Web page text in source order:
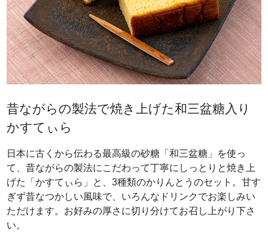
昔ながらの製法で焼き上げた和三盆糖入り
かすてぃら
日本に古くから伝わる最高級の砂糖「和三盆糖」を使っ
て、昔ながらの製法にこだわって丁寧にしっとりと焼き上
げた「かすてぃら」と、3種類のかりんとうのセット。甘す
ぎず昔なつかしい風味で、いろんなドリンクでお楽しみい
ただけます。お好みの厚さに切り分けてお召し上がり下さ
い。